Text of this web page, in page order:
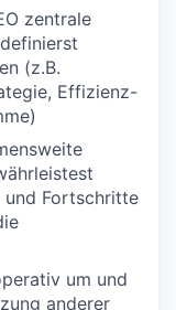
zentrale
(z.B.
Effizienz-
und Fortschritte
um und
anderer